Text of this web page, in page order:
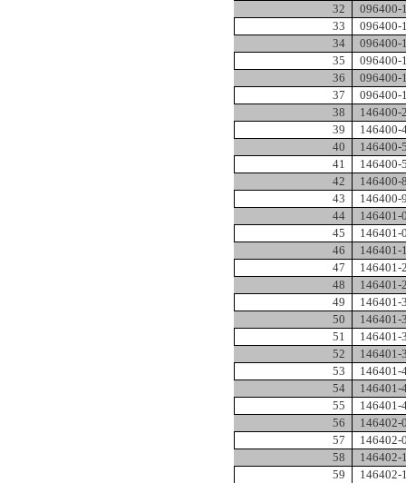
32
096400-
33
096400-
34
096400-
35
096400-
36
096400-
37
096400-
38
146400-
39
146400-
40
146400-
41
146400-
42
146400-
43
146400-
44
146401-
45
146401-
46
146401-
47
146401-
48
146401-
49
146401-
50
146401-
51
146401-
52
146401-
53
146401-
54
146401-
55
146401-
56
146402-
57
146402-
58
146402-
59
146402-